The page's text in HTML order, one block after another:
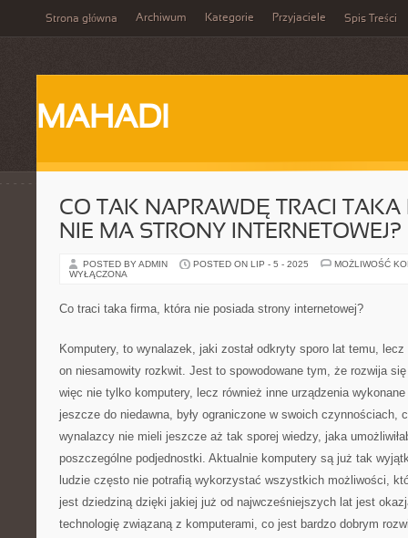
Strona główna Archiwum Kategorie Przyjaciele Spis Treści
MAHADI
CO TAK NAPRAWDĘ TRACI TAKA
NIE MA STRONY INTERNETOWEJ?
POSTED BY ADMIN POSTED ON LIP - 5 - 2025
MOŻLIWOŚĆ
WYŁĄCZONA
Co traci taka firma, która nie posiada strony internetowej?
Komputery, to wynalazek, jaki został odkryty sporo lat temu,
on niesamowity rozkwit. Jest to spowodowane tym, że rozwija
więc nie tylko komputery, lecz również inne urządzenia
jeszcze do niedawna, były ograniczone w swoich czynnościach,
wynalazcy nie mieli jeszcze aż tak sporej wiedzy, jaka
poszczególne podjednostki. Aktualnie komputery są już tak
ludzie często nie potrafią wykorzystać wszystkich możliwości,
jest dziedziną dzięki jakiej już od najwcześniejszych lat jest
technologię związaną z komputerami, co jest bardzo dobrym